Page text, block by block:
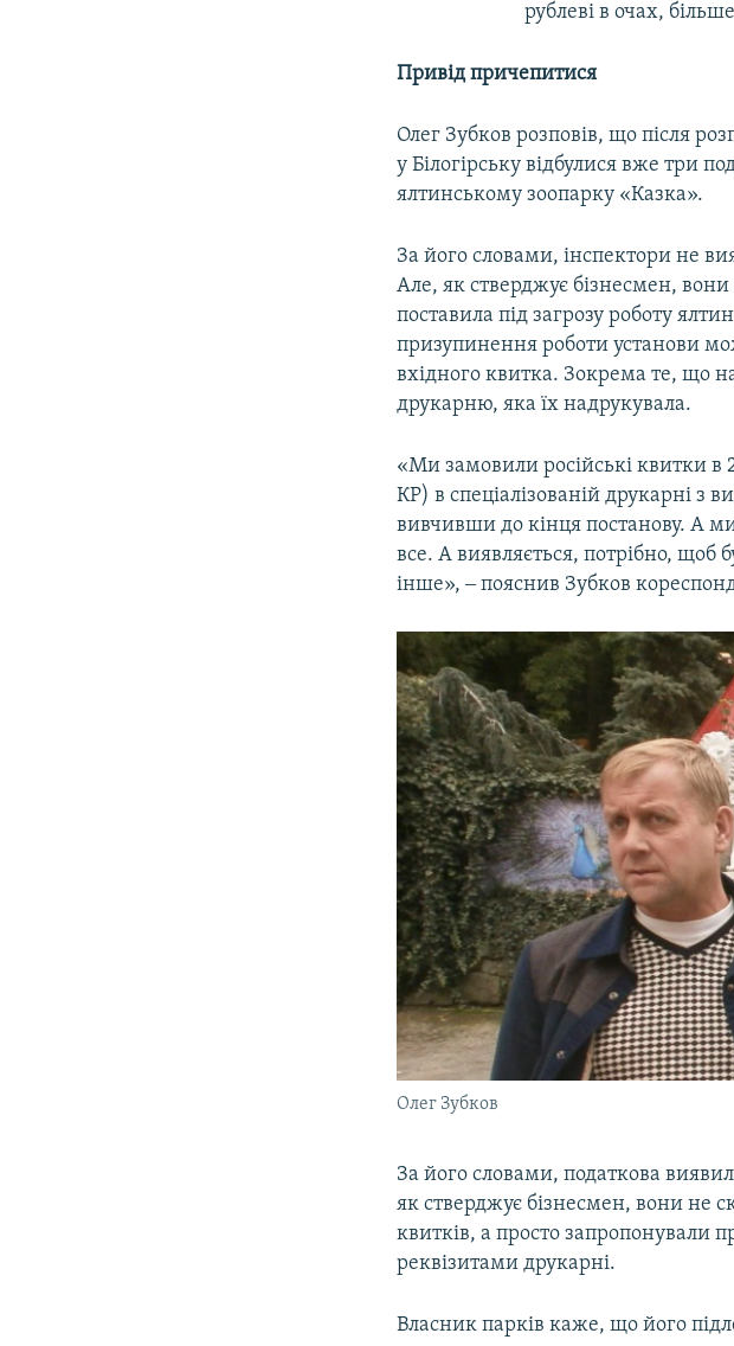
рублеві в очах,
Привід причепитися
Олег Зубков розповів, що після
у Білогірську відбулися вже три
ялтинському зоопарку «Казка».
За його словами, інспектори не
Але, як стверджує бізнесмен,
поставила під загрозу роботу
призупинення роботи установи
вхідного квитка. Зокрема те, що
друкарню, яка їх надрукувала.
«Ми замовили російські квитки в
КР) в спеціалізованій друкарні з
вивчивши до кінця постанову. А
все. А виявляється, потрібно, щоб
інше», ‒ пояснив Зубков
Олег Зубков
За його словами, податкова
як стверджує бізнесмен, вони не
квитків, а просто запропонували
реквізитами друкарні.
Власник парків каже, що його